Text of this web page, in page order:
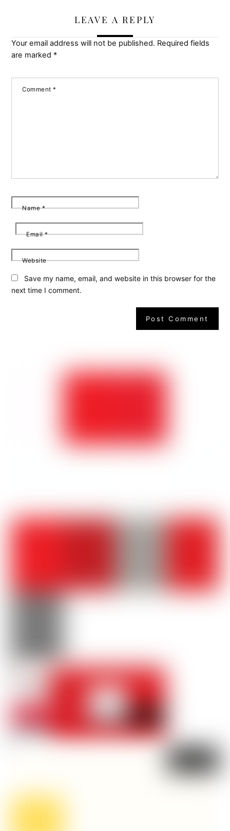
LEAVE A REPLY
Your email address will not be published. Required fields
are marked *
Comment*
Name*
Email*
Website
Save my name, email, and website in this browser for the
next time I comment.